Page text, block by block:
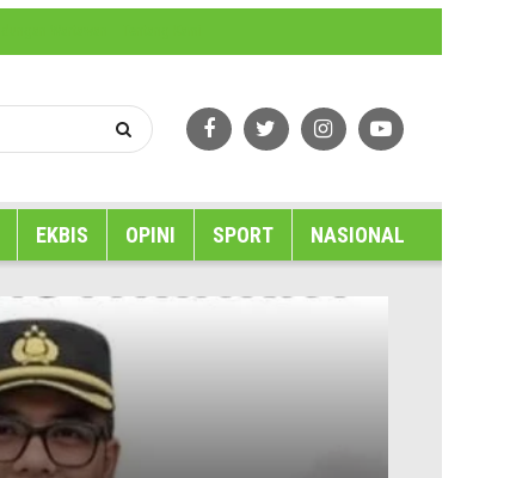
EKBIS OPINI SPORT NASIONAL